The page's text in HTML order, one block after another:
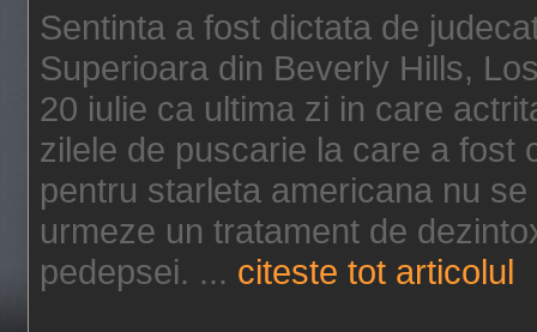
Sentinta a fost dictata de
Superioara din Beverly Hills,
20 iulie ca ultima zi in care
zilele de puscarie la care a fost
pentru starleta americana nu
urmeze un tratament de
pedepsei. ... citeste tot articolul